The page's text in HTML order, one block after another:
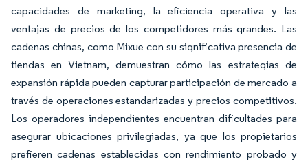
capacidades de marketing, la eficiencia operativa y las
ventajas de precios de los competidores más grandes. Las
cadenas chinas, como Mixue con su significativa presencia de
tiendas en Vietnam, demuestran cómo las estrategias de
expansión rápida pueden capturar participación de mercado a
través de operaciones estandarizadas y precios competitivos.
Los operadores independientes encuentran dificultades para
asegurar ubicaciones privilegiadas, ya que los propietarios
prefieren cadenas establecidas con rendimiento probado y